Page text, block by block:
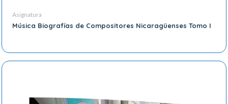
Asignatura
Música Biografías de Compositores Nicaragüenses Tomo I